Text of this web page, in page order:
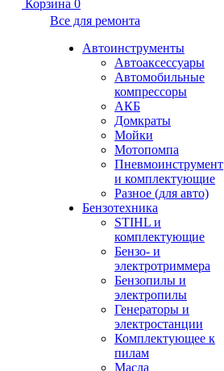
Корзина 0
Все для ремонта
Автоинструменты
Автоаксессуары
Автомобильные
компрессоры
АКБ
Домкраты
Мойки
Мотопомпа
Пневмоинструмент
и комплектующие
Разное (для авто)
Бензотехника
STIHL и
комплектующие
Бензо- и
электротриммера
Бензопилы и
электропилы
Генераторы и
электростанции
Комплектующее к
пилам
Масла